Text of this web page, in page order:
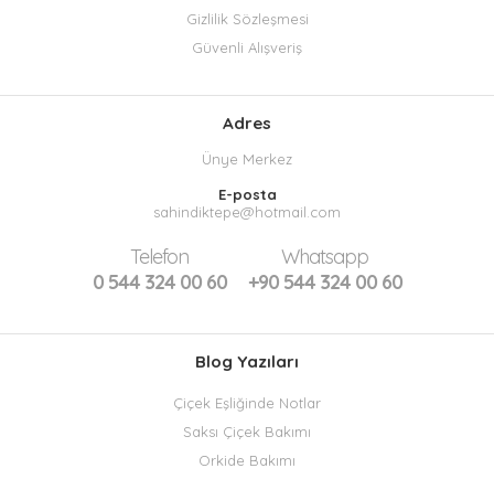
Gizlilik Sözleşmesi
Güvenli Alışveriş
Adres
Ünye Merkez
E-posta
sahindiktepe@hotmail.com
Telefon
0 544 324 00 60
Whatsapp
+90 544 324 00 60
Blog Yazıları
Çiçek Eşliğinde Notlar
Saksı Çiçek Bakımı
Orkide Bakımı